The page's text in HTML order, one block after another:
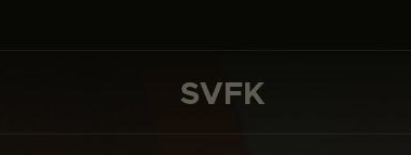
SVFK
SVFK
PROJEKTER